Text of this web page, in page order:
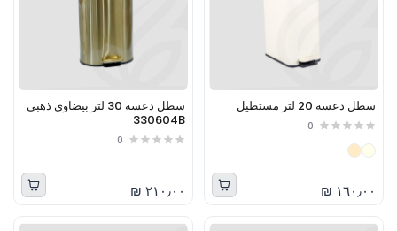
سطل دعسة 20 لتر مستطيل
0
١٦٠٫٠٠ ₪
سطل دعسة 30 لتر بيضاوي ذهبي
330604B
0
٢١٠٫٠٠ ₪